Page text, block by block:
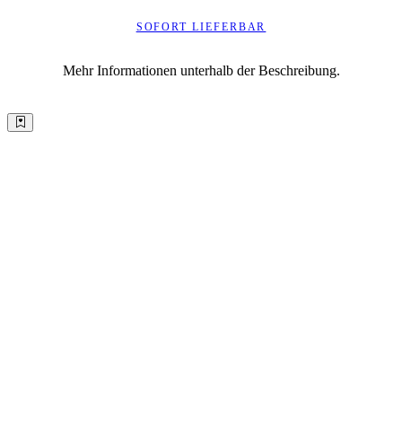
SOFORT LIEFERBAR
Mehr Informationen unterhalb der Beschreibung.